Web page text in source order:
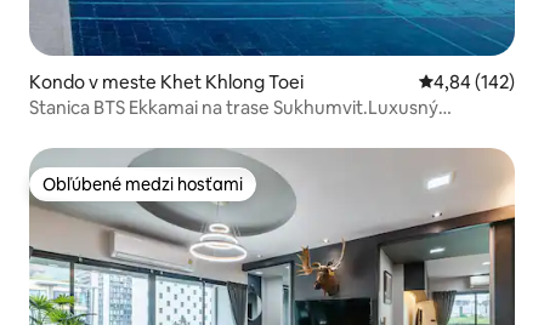
Kondo v meste Khet Khlong Toei Priemerné
4,84 (142)
Stanica BTS Ekkamai na trase Sukhumvit.Luxusný
nákupné centrum a supermarket / Pattaya East Bus
Station +4
Obľúbené medzi hosťami
Obľúbené medzi hosťami